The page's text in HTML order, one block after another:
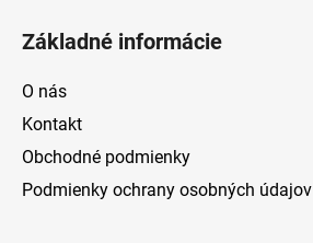
Základné informácie
O nás
Kontakt
Obchodné podmienky
Podmienky ochrany osobných údajov